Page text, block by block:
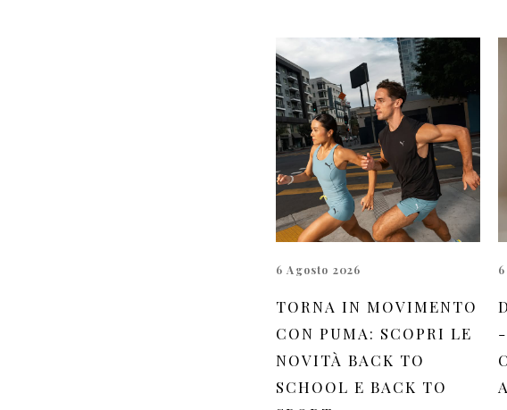
6 Agosto 2026
TORNA IN MOVIMENTO
CON PUMA: SCOPRI LE
NOVITÀ BACK TO
SCHOOL E BACK TO